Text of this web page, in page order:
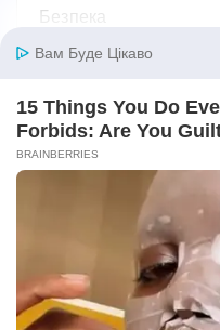
Безпека
Бодибілдинг
Будівництво та ремонт
Ванна кімната
Відносини